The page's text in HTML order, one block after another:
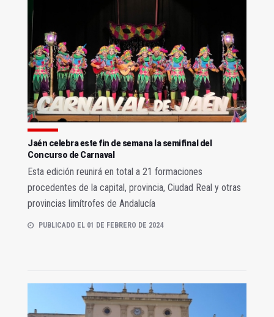
Jaén celebra este fin de semana la semifinal del
Concurso de Carnaval
Esta edición reunirá en total a 21 formaciones
procedentes de la capital, provincia, Ciudad Real y otras
provincias limítrofes de Andalucía
PUBLICADO EL 01 DE FEBRERO DE 2024